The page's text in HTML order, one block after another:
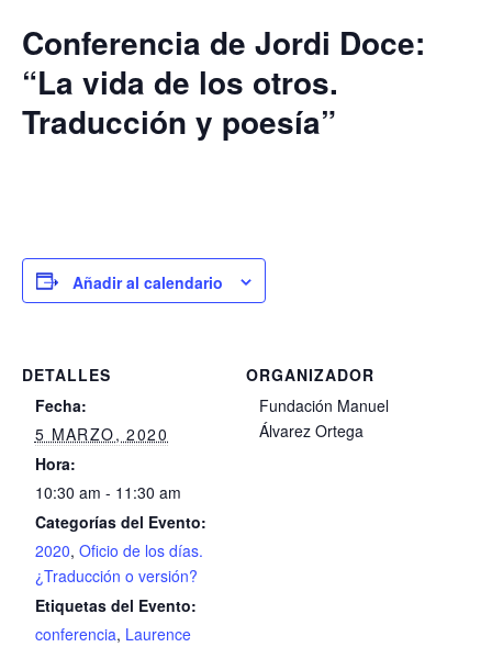
Conferencia de Jordi Doce:
“La vida de los otros.
Traducción y poesía”
Añadir al calendario
DETALLES
Fecha:
5 MARZO, 2020
Hora:
10:30 am - 11:30 am
Categorías del Evento:
2020, Oficio de los días.
¿Traducción o versión?
Etiquetas del Evento:
conferencia, Laurence
ORGANIZADOR
Fundación Manuel
Álvarez Ortega